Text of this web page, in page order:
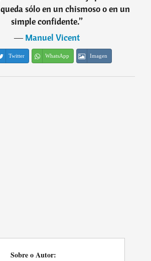
sólo en un chismoso o en un
simple confidente.”
―Manuel Vicent
Twitter WhatsApp Imagen
Sobre o Autor: